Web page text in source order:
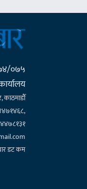
०७५
काठमाडौँ
४४७८१३१
डट कम